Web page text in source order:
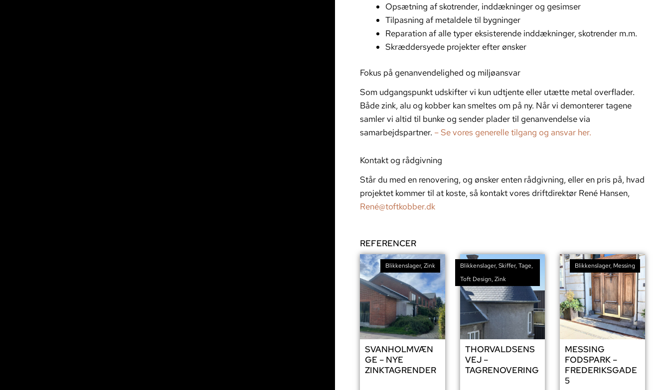
Opsætning af skotrender, inddækninger og gesimser
Tilpasning af metaldele til bygninger
Reparation af alle typer eksisterende inddækninger, skotrender m.m.
Skræddersyede projekter efter ønsker
Fokus på genanvendelighed og miljøansvar
Som udgangspunkt udskifter vi kun udtjente eller utætte metal overflader.
Både zink, alu og kobber kan smeltes om på ny. Når vi demonterer tagene
samler vi altid til bunke og sender plader til genanvendelse via
samarbejdspartner. – Se vores generelle tilgang og ansvar her.
Kontakt og rådgivning
Står du med en renovering, og ønsker enten rådgivning, eller en pris på, hvad
projektet kommer til at koste, så kontakt vores driftdirektør René Hansen,
René@toftkobber.dk
REFERENCER
Blikkenslager, Zink
SVANHOLMVÆN
GE – NYE
ZINKTAGRENDER
Blikkenslager, Skiffer, Tage,
Toft Design, Zink
THORVALDSENS
VEJ –
TAGRENOVERING
Blikkenslager, Messing
MESSING
FODSPARK –
FREDERIKSGADE
5